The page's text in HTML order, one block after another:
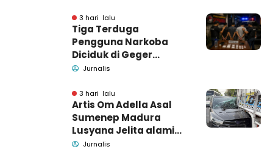
3 hari lalu
Tiga Terduga
Pengguna Narkoba
Diciduk di Geger
Bangkalan, Polisi Masih
Barang Bukti
Jurnalis
3 hari lalu
Artis Om Adella Asal
Sumenep Madura
Lusyana Jelita alami
kecelakaan di Wonogiri
Jurnalis